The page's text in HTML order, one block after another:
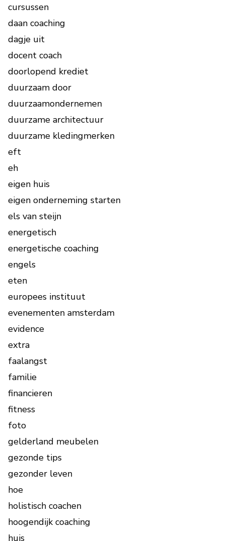
cursussen
daan coaching
dagje uit
docent coach
doorlopend krediet
duurzaam door
duurzaamondernemen
duurzame architectuur
duurzame kledingmerken
eft
eh
eigen huis
eigen onderneming starten
els van steijn
energetisch
energetische coaching
engels
eten
europees instituut
evenementen amsterdam
evidence
extra
faalangst
familie
financieren
fitness
foto
gelderland meubelen
gezonde tips
gezonder leven
hoe
holistisch coachen
hoogendijk coaching
huis